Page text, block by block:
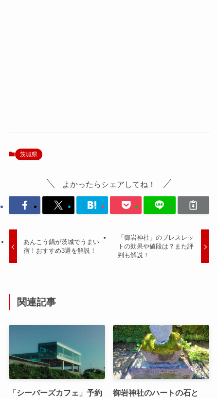
茨城県
よかったらシェアしてね！
あんこう鍋が茨城でうまい
宿！おすすめ3選を解説！
「御岩神社」のブレスレッ
トの効果や値段は？また評
判も解説！
関連記事
「シーバーズカフェ」予約
御岩神社のハートの石と